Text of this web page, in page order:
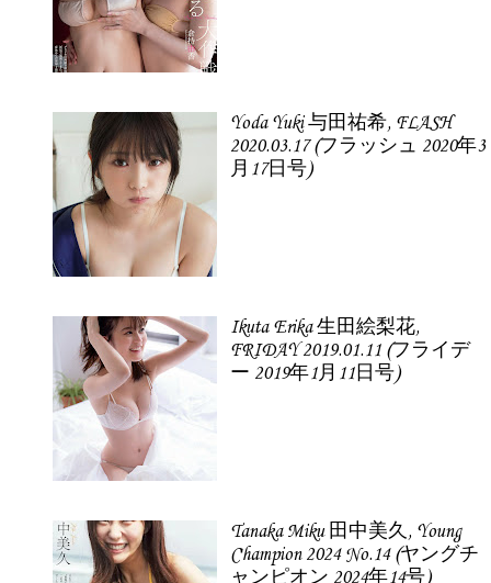
Yoda Yuki 与田祐希, FLASH
2020.03.17 (フラッシュ 2020年3
月17日号)
Ikuta Erika 生田絵梨花,
FRIDAY 2019.01.11 (フライデ
ー 2019年1月11日号)
Tanaka Miku 田中美久, Young
Champion 2024 No.14 (ヤングチ
ャンピオン 2024年14号)